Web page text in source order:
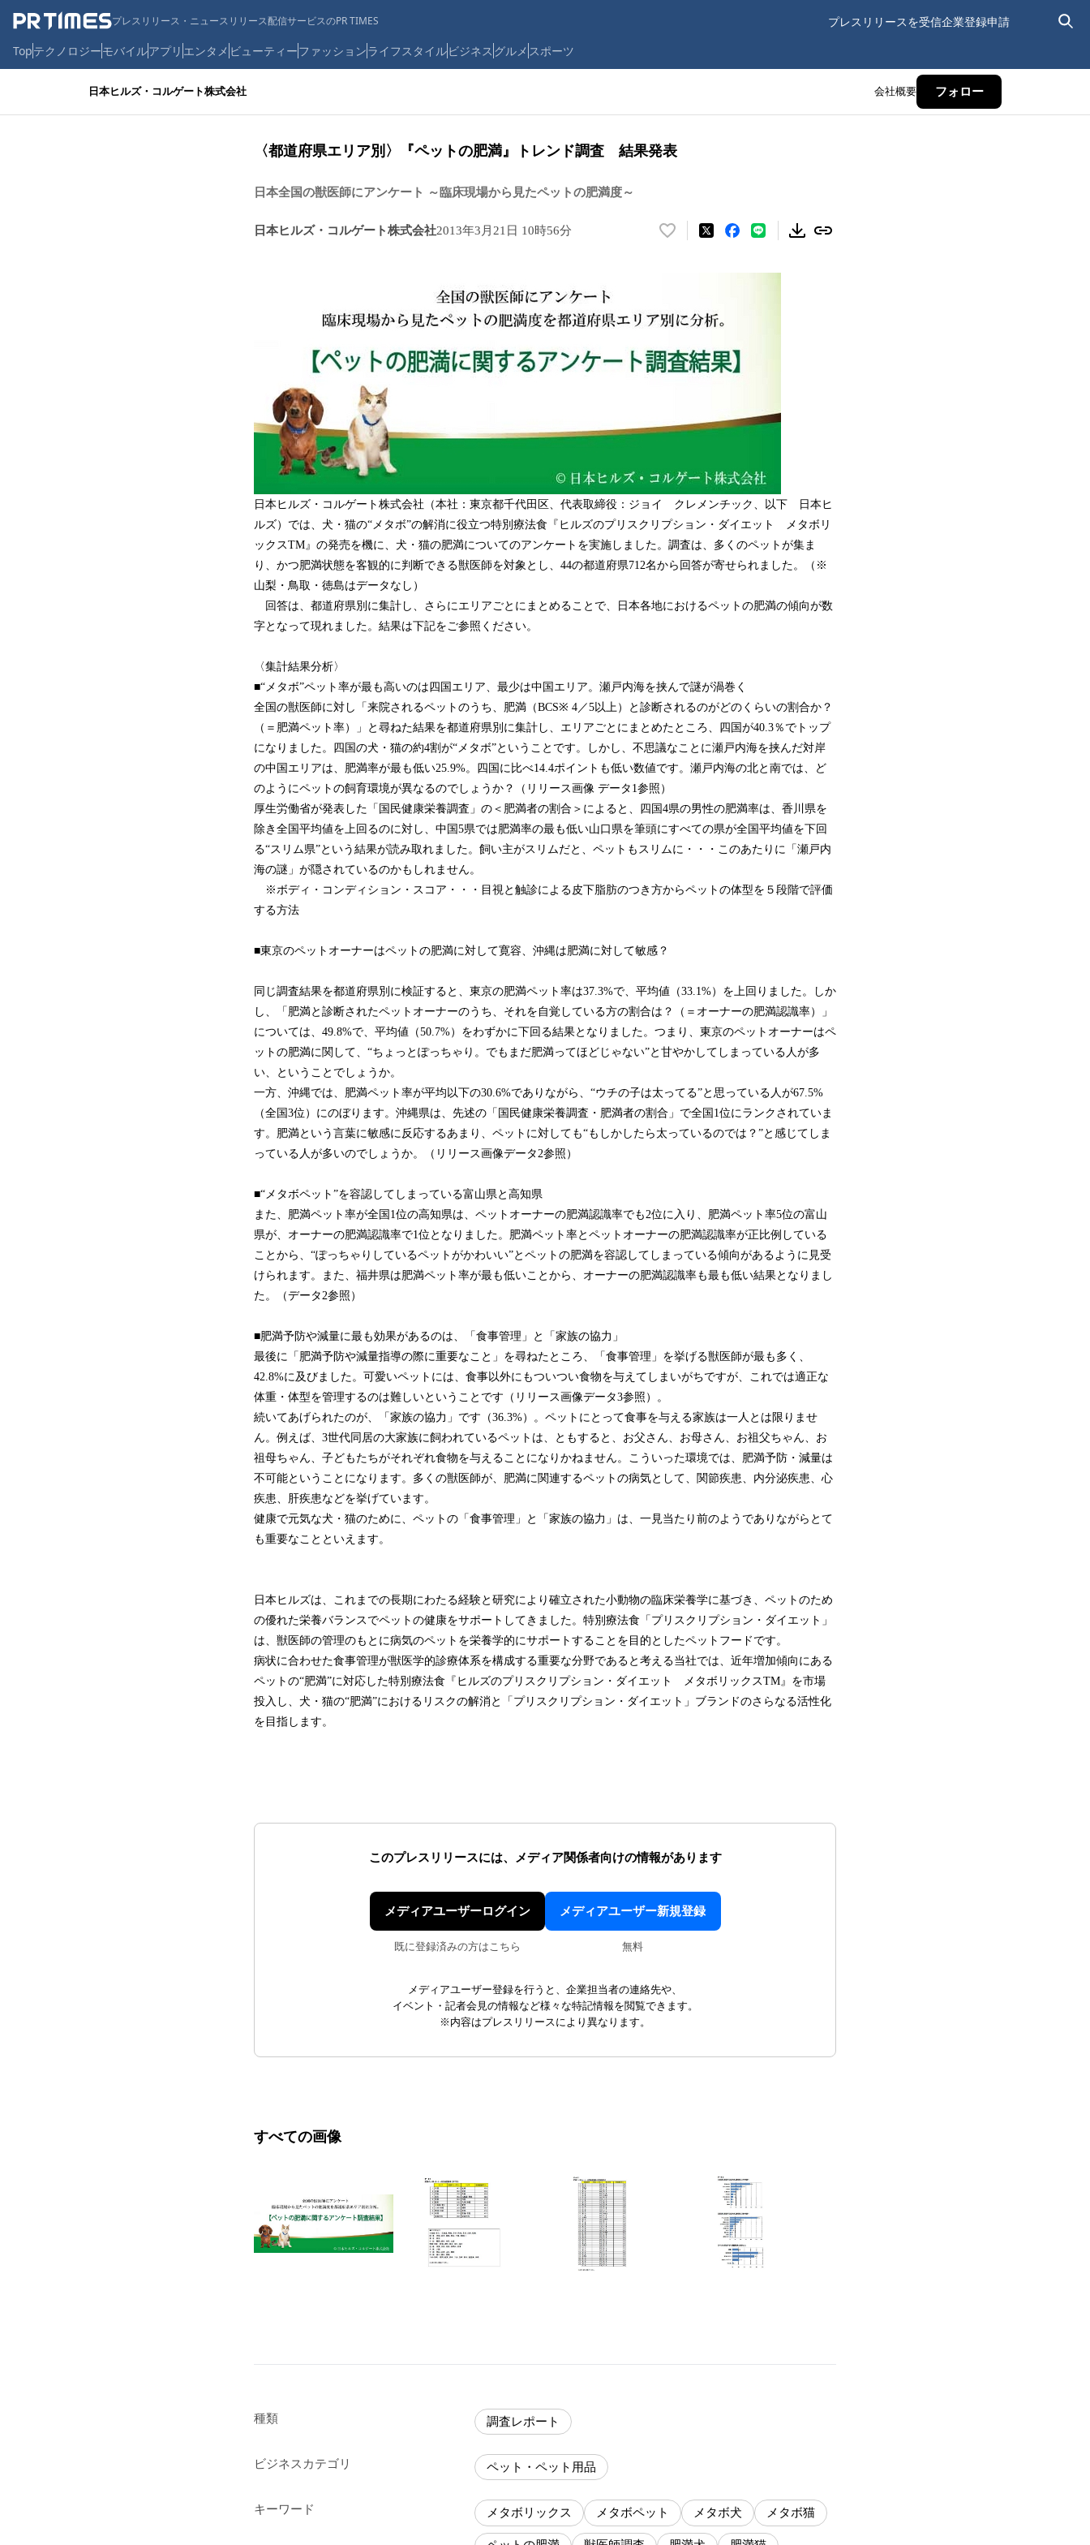
プレスリリース・ニュースリリース配信サービスのPR TIMES プレスリリースを受信企業登録申請
Topテクノロジーモバイルアプリ エンタメ ビューティーファッションライフスタイルビジネス グルメ スポーツ
日本ヒルズ・コルゲート株式会社 会社概要 フォロー
〈都道府県エリア別〉『ペットの肥満』トレンド調査 結果発表
日本全国の獣医師にアンケート ～臨床現場から見たペットの肥満度～
日本ヒルズ・コルゲート株式会社2013年3月21日 10時56分
い
を
み
込
で
日本ヒルズ・コルゲート株式会社（本社：東京都千代田区、代表取締役：ジョイ クレメンチック、以下 日本ヒ
ルズ）では、犬・猫の“メタボ”の解消に役立つ特別療法食『ヒルズのプリスクリプション・ダイエット メタボリ
ックスTM』の発売を機に、犬・猫の肥満についてのアンケートを実施しました。調査は、多くのペットが集ま
り、かつ肥満状態を客観的に判断できる獣医師を対象とし、44の都道府県712名から回答が寄せられました。（※
山梨・鳥取・徳島はデータなし）
回答は、都道府県別に集計し、さらにエリアごとにまとめることで、日本各地におけるペットの肥満の傾向が数
字となって現れました。結果は下記をご参照ください。
〈集計結果分析〉
■“メタボ”ペット率が最も高いのは四国エリア、最少は中国エリア。瀬戸内海を挟んで謎が渦巻く
全国の獣医師に対し「来院されるペットのうち、肥満（BCS※ 4／5以上）と診断されるのがどのくらいの割合か？
（＝肥満ペット率）」と尋ねた結果を都道府県別に集計し、エリアごとにまとめたところ、四国が40.3％でトップ
になりました。四国の犬・猫の約4割が“メタボ”ということです。しかし、不思議なことに瀬戸内海を挟んだ対岸
の中国エリアは、肥満率が最も低い25.9%。四国に比べ14.4ポイントも低い数値です。瀬戸内海の北と南では、ど
のようにペットの飼育環境が異なるのでしょうか？（リリース画像 データ1参照）
厚生労働省が発表した「国民健康栄養調査」の＜肥満者の割合＞によると、四国4県の男性の肥満率は、香川県を
除き全国平均値を上回るのに対し、中国5県では肥満率の最も低い山口県を筆頭にすべての県が全国平均値を下回
る“スリム県”という結果が読み取れました。飼い主がスリムだと、ペットもスリムに・・・このあたりに「瀬戸内
海の謎」が隠されているのかもしれません。
※ボディ・コンディション・スコア・・・目視と触診による皮下脂肪のつき方からペットの体型を５段階で評価
する方法
■東京のペットオーナーはペットの肥満に対して寛容、沖縄は肥満に対して敏感？
同じ調査結果を都道府県別に検証すると、東京の肥満ペット率は37.3%で、平均値（33.1%）を上回りました。しか
し、「肥満と診断されたペットオーナーのうち、それを自覚している方の割合は？（＝オーナーの肥満認識率）」
については、49.8%で、平均値（50.7%）をわずかに下回る結果となりました。つまり、東京のペットオーナーはペ
ットの肥満に関して、“ちょっとぽっちゃり。でもまだ肥満ってほどじゃない”と甘やかしてしまっている人が多
い、ということでしょうか。
一方、沖縄では、肥満ペット率が平均以下の30.6%でありながら、“ウチの子は太ってる”と思っている人が67.5%
（全国3位）にのぼります。沖縄県は、先述の「国民健康栄養調査・肥満者の割合」で全国1位にランクされていま
す。肥満という言葉に敏感に反応するあまり、ペットに対しても“もしかしたら太っているのでは？”と感じてしま
っている人が多いのでしょうか。（リリース画像データ2参照）
■“メタボペット”を容認してしまっている富山県と高知県
また、肥満ペット率が全国1位の高知県は、ペットオーナーの肥満認識率でも2位に入り、肥満ペット率5位の富山
県が、オーナーの肥満認識率で1位となりました。肥満ペット率とペットオーナーの肥満認識率が正比例している
ことから、“ぽっちゃりしているペットがかわいい”とペットの肥満を容認してしまっている傾向があるように見受
けられます。また、福井県は肥満ペット率が最も低いことから、オーナーの肥満認識率も最も低い結果となりまし
た。（データ2参照）
■肥満予防や減量に最も効果があるのは、「食事管理」と「家族の協力」
最後に「肥満予防や減量指導の際に重要なこと」を尋ねたところ、「食事管理」を挙げる獣医師が最も多く、
42.8%に及びました。可愛いペットには、食事以外にもついつい食物を与えてしまいがちですが、これでは適正な
体重・体型を管理するのは難しいということです（リリース画像データ3参照）。
続いてあげられたのが、「家族の協力」です（36.3%）。ペットにとって食事を与える家族は一人とは限りませ
ん。例えば、3世代同居の大家族に飼われているペットは、ともすると、お父さん、お母さん、お祖父ちゃん、お
祖母ちゃん、子どもたちがそれぞれ食物を与えることになりかねません。こういった環境では、肥満予防・減量は
不可能ということになります。多くの獣医師が、肥満に関連するペットの病気として、関節疾患、内分泌疾患、心
疾患、肝疾患などを挙げています。
健康で元気な犬・猫のために、ペットの「食事管理」と「家族の協力」は、一見当たり前のようでありながらとて
も重要なことといえます。
日本ヒルズは、これまでの長期にわたる経験と研究により確立された小動物の臨床栄養学に基づき、ペットのため
の優れた栄養バランスでペットの健康をサポートしてきました。特別療法食「プリスクリプション・ダイエット」
は、獣医師の管理のもとに病気のペットを栄養学的にサポートすることを目的としたペットフードです。
病状に合わせた食事管理が獣医学的診療体系を構成する重要な分野であると考える当社では、近年増加傾向にある
ペットの“肥満”に対応した特別療法食『ヒルズのプリスクリプション・ダイエット メタボリックスTM』を市場
投入し、犬・猫の“肥満”におけるリスクの解消と「プリスクリプション・ダイエット」ブランドのさらなる活性化
を目指します。
このプレスリリースには、 メディア関係者向けの情報があります
メディアユーザーログイン
既に登録済みの方はこちら
メディアユーザー新規登録
無料
メディアユーザー登録を行うと、企業担当者の連絡先や、
イベント・記者会見の情報など様々な特記情報を閲覧できます。
※内容はプレスリリースにより異なります。
すべての画像
種類 調査レポート
ビジネスカテゴリ ペット・ペット用品
キーワード メタボリックス メタボペット メタボ犬 メタボ猫